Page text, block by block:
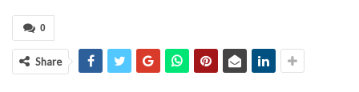
0
Share